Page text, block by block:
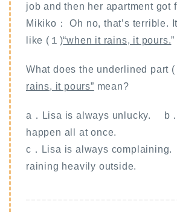
job and then her apartment got
Mikiko： Oh no, that’s terrible.
like (１)“when it rains, it pours.”
What does the underlined part (
rains, it pours” mean?
a．Lisa is always unlucky. b
happen all at once.
c．Lisa is always
raining heavily outside.